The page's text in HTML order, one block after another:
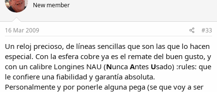
New member
16 Mar 2009 #33
Un reloj precioso, de líneas sencillas que son las que lo hacen
especial. Con la esfera cobre ya es el remate del buen gusto, y
con un calibre Longines NAU (Nunca Antes Usado) :rules: que
le confiere una fiabilidad y garantía absoluta.
Personalmente y por ponerle alguna pega (se que voy a ser